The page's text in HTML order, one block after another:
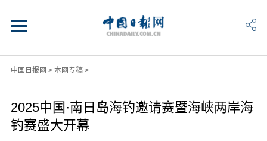
中国日报网 > 本网专稿>
2025中国·南日岛海钓邀请赛暨海峡两岸海
钓赛盛大开幕